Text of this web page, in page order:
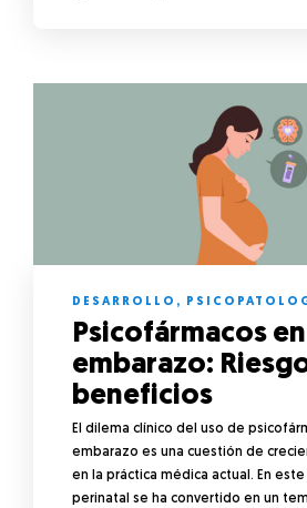
DESARROLLO ,
Psicofármacos
embarazo:
beneficios
El dilema clínico del uso de
embarazo es una cuestión de
en la práctica médica actual. En
perinatal se ha convertido en un